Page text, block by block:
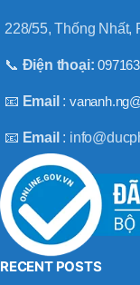
228/55, Thống Nhất,
📞 Điện thoại:
📧 Email :
📧 Email :
RECENT POSTS